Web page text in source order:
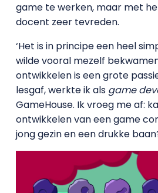
game te werken, maar met
docent zeer tevreden.
‘Het is in principe een heel
wilde vooral mezelf
ontwikkelen is een grote
lesgaf, werkte ik als game
GameHouse. Ik vroeg me af:
ontwikkelen van een game
jong gezin en een drukke